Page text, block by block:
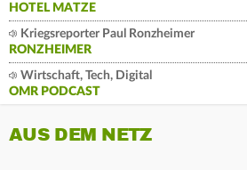
HOTEL MATZE
Kriegsreporter Paul Ronzheimer
RONZHEIMER
Wirtschaft, Tech, Digital
OMR PODCAST
AUS DEM NETZ